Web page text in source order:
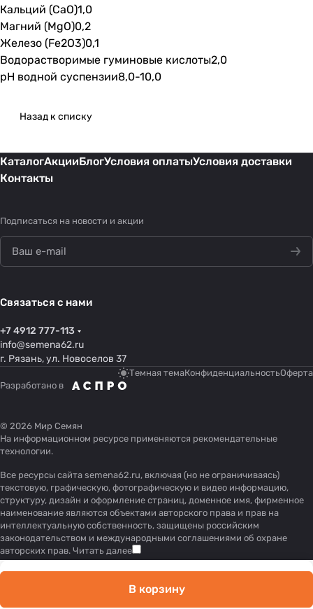
Кальций (CaO)1,0
Магний (MgO)0,2
Железо (Fe2O3)0,1
Водорастворимые гуминовые кислоты2,0
pH водной суспензии8,0-10,0
Назад к списку
КаталогАкцииБлогУсловия оплатыУсловия доставки
Контакты
Подписаться на новости и акции
Связаться с нами
+7 4912 777-113
info@semena62.ru
г. Рязань, ул. Новоселов 37
Темная темаКонфиденциальностьОферта
Разработано в
© 2026 Мир Семян
На информационном ресурсе применяются рекомендательные
технологии.
Все ресурсы сайта semena62.ru, включая (но не ограничиваясь)
текстовую, графическую, фотографическую и видео информацию,
структуру, дизайн и оформление страниц, доменное имя, фирменное
наименование являются объектами авторского права и прав на
интеллектуальную собственность, защищены российским
законодательством и международными соглашениями об охране
авторских прав. Читать далее
В корзину